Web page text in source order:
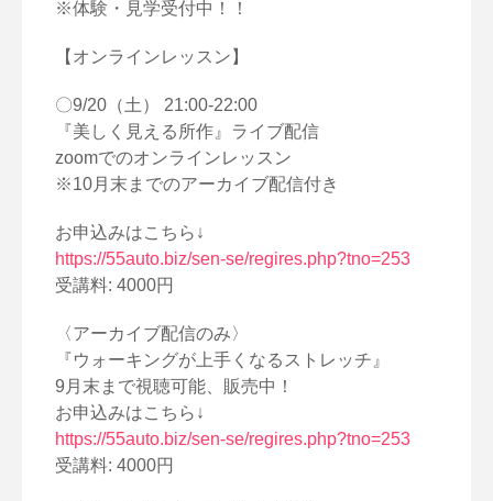
※体験・見学受付中！！
【オンラインレッスン】
〇9/20（土） 21:00-22:00
『美しく見える所作』ライブ配信
zoomでのオンラインレッスン
※10月末までのアーカイブ配信付き
お申込みはこちら↓
https://55auto.biz/sen-se/regires.php?tno=253
受講料: 4000円
〈アーカイブ配信のみ〉
『ウォーキングが上手くなるストレッチ』
9月末まで視聴可能、販売中！
お申込みはこちら↓
https://55auto.biz/sen-se/regires.php?tno=253
受講料: 4000円